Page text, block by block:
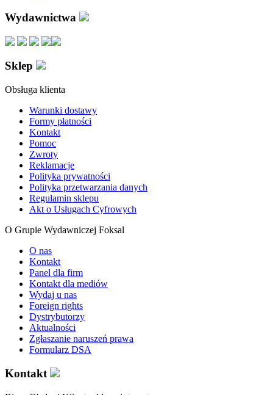
Wydawnictwa
Sklep
Obsługa klienta
Warunki dostawy
Formy płatności
Kontakt
Pomoc
Zwroty
Reklamacje
Polityka prywatności
Polityka przetwarzania danych
Regulamin sklepu
Akt o Usługach Cyfrowych
O Grupie Wydawniczej Foksal
O nas
Kontakt
Panel dla firm
Kontakt dla mediów
Wydaj u nas
Foreign rights
Dystrybutorzy
Aktualności
Zgłaszanie naruszeń prawa
Formularz DSA
Kontakt